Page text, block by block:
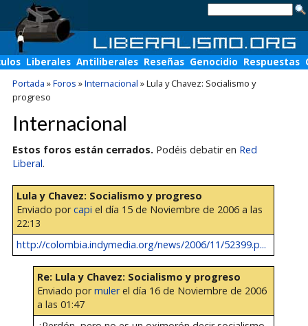
Liberales Antiliberales Reseñas Genocidio Respuestas
Portada »Foros »Internacional »Lula y Chavez: Socialismo y
progreso
Internacional
Estos foros están cerrados. Podéis debatir en Red
Liberal.
Lula y Chavez: Socialismo y progreso
Enviado porcapi el día 15 de Noviembre de 2006 a las
22:13
http://colombia.indymedia.org/news/2006/11/52399.p...
Re: Lula y Chavez: Socialismo y progreso
Enviado pormulerel día 16 de Noviembre de 2006
a las 01:47